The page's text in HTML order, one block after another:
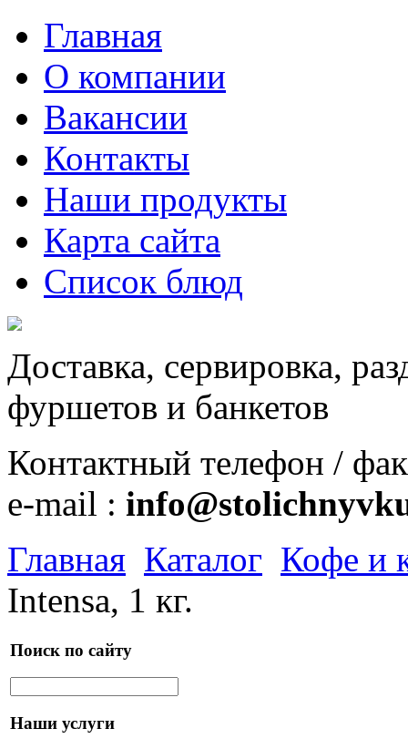
Главная
О компании
Вакансии
Контакты
Наши продукты
Карта сайта
Список блюд
Доставка, сервировка,
фуршетов и банкетов
Контактный телефон /
e-mail :
Главная Каталог Кофе и
Intensa, 1 кг.
Поиск по сайту
Наши услуги